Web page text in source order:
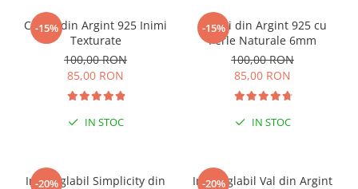
-15%
Cercei din Argint 925 Inimi
Texturate
100,00 RON
85,00 RON
IN STOC
-15%
Cercei din Argint 925 cu
Perle Naturale 6mm
100,00 RON
85,00 RON
IN STOC
-20%
Inel reglabil Simplicity din
-20%
Inel reglabil Val din Argint